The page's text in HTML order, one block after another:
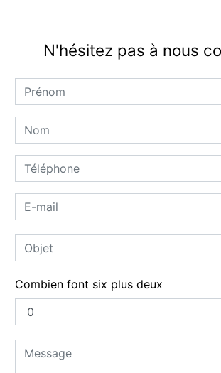
N'hésitez pas à nous
Combien font six plus deux